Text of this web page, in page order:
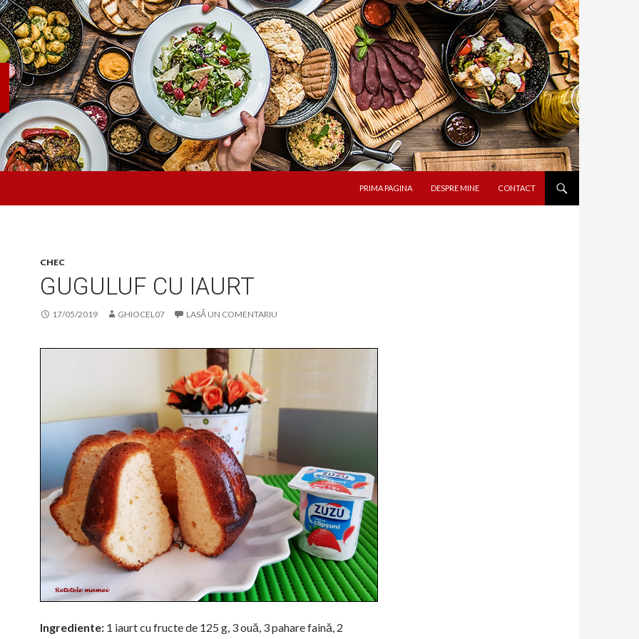
PRIMA PAGINA
DESPRE MINE CONTACT
CHEC
GUGULUF CU IAURT
17/05/2019 GHIOCEL07 LASĂ UN COMENTARIU
Ingrediente: 1 iaurt cu fructe de 125 g, 3 ouă, 3 pahare faină, 2